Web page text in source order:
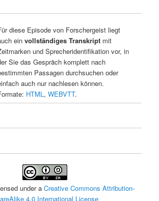
diese Episode von Forschergeist liegt
ein vollständiges Transkriptmit
und Sprecheridentifikation vor, in
Sie das Gespräch komplett nach
Passagen durchsuchen oder
auch nur nachlesen können.
HTML, WEBVTT.
under a Creative Commons Attribution-
4.0 International License